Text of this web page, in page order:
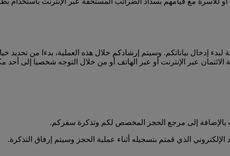
إدخال بياناتكم. وسيتم إرشادكم خلال هذه العملية، بدءا من تحديد
عبر الإنترنت أو عبر الهاتف أو من خلال التوجه شخصيا إلى أحد
بالإضافة إلى مرجع الحجز المخصص لكم وتذكرة سفركم.
الذي قمتم بتسجيله أثناء عملية الحجز وسيتم إرفاق التذكرة.